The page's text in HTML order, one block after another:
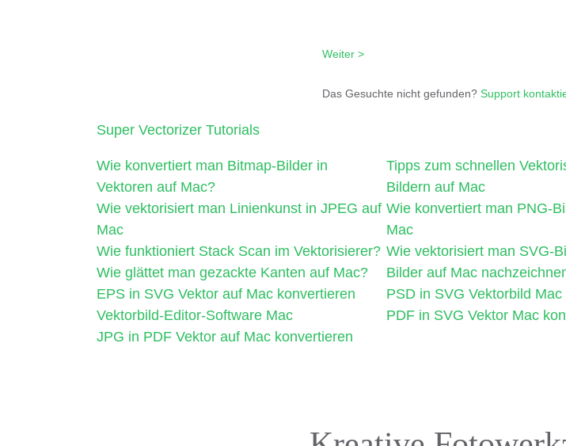
Weiter >
Das Gesuchte nicht gefunden? Support
Super Vectorizer Tutorials
Wie konvertiert man Bitmap-Bilder in
Vektoren auf Mac?
Wie vektorisiert man Linienkunst in JPEG auf
Mac
Wie funktioniert Stack Scan im Vektorisierer?
Wie glättet man gezackte Kanten auf Mac?
EPS in SVG Vektor auf Mac konvertieren
Vektorbild-Editor-Software Mac
JPG in PDF Vektor auf Mac konvertieren
Tipps zum schnellen
Bildern auf Mac
Wie konvertiert man PNG-
Mac
Wie vektorisiert man SVG-
Bilder auf Mac
PSD in SVG Vektorbild
PDF in SVG Vektor Mac